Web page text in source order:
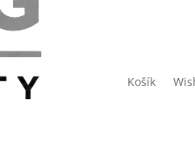
Košík